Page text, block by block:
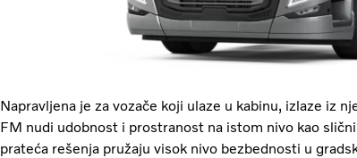
Napravljena je za vozače koji ulaze u kabinu, izlaze iz
FM nudi udobnost i prostranost na istom nivo kao
prateća rešenja pružaju visok nivo bezbednosti u